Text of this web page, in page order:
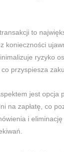
transakcji to
konieczności
ryzyko
przyspiesza
jest opcja
na zapłatę, co
i